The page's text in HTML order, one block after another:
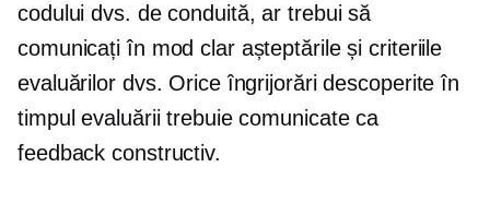
codului dvs. de conduită, ar trebui să
comunicați în mod clar așteptările și criteriile
evaluărilor dvs. Orice îngrijorări descoperite în
timpul evaluării trebuie comunicate ca
feedback constructiv.